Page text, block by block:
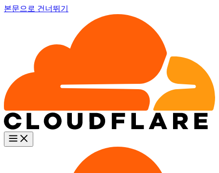
본문으로 건너뛰기